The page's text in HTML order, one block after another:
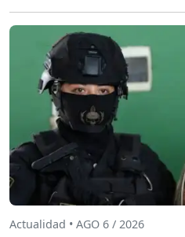
Actualidad • AGO 6 / 2026